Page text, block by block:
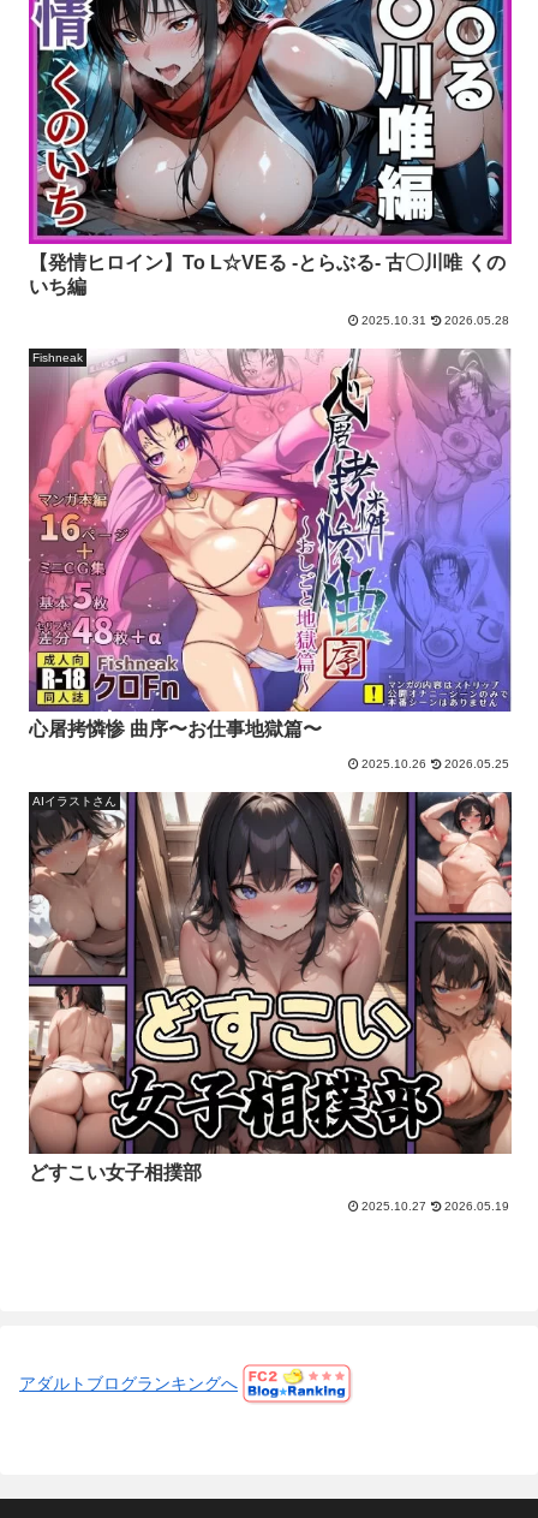
【発情ヒロイン】To L☆VEる -とらぶる- 古〇川唯 くの
いち編
2025.10.31 2026.05.28
Fishneak
心屠拷憐惨 曲序〜お仕事地獄篇〜
2025.10.26 2026.05.25
AIイラストさん
どすこい女子相撲部
2025.10.27 2026.05.19
アダルトブログランキングへ